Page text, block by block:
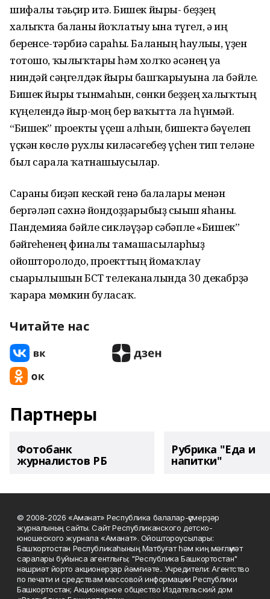
шифалы тәьҫир итә. Бишек йыры- беҙҙең
халыҡта баланы йоҡлатыу ғына түгел, ә иң
беренсе-тәрбиә сараһы. Баланың һаулығы, үҙен
тотошо, ҡылыҡтары һәм холҡо әсәнең уға
ниндәй сәңгелдәк йыры башҡарыуына ла бәйле.
Бишек йыры тынмаһын, сөнки беҙҙең халыҡтың
күңелендә йыр-моң бер ваҡытта ла һүнмәй.
“Бишек” проекты үҫеш алһын, бишектә бәүелеп
үҫкән көслө рухлы киләсәгебеҙ үҫһен тип теләне
был сарала ҡатнашыусылар.
Сараны биҙәп кескәй генә балалары менән
бергәләп сәхнә йондоҙҙарыбыҙ сығыш яһаны.
Пандемияға бәйле сикләүҙәр сәбәпле «Бишек”
бәйгеһенең финалы тамашасыларһыҙ
ойошторолодо, проекттың йомғаҡлау
сығарылышын БСТ телеканалында 30 декабрҙә
ҡарарға мөмкин буласаҡ.
Читайте нас
Партнеры
Фотобанк
журналистов РБ
Рубрика "Еда и
напитки"
© 2008-2026 «Аманат» Республика балалар-үҫмерҙәр
журналының сайты. Сайт Республиканского детско-
юношеского журнала «Аманат». Ойоштороусылары:
Башҡортостан Республикаһының Матбуғат һәм киң мәғлүмәт
саралары буйынса агентлығы; "Республика Башкортостан"
нәшриәт йорто акционерҙар йәмғиәте.. Учредители: Агентство
по печати и средствам массовой информации Республики
Башкортостан; Акционерное общество Издательский дом